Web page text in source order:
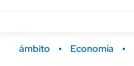
ámbito Economía